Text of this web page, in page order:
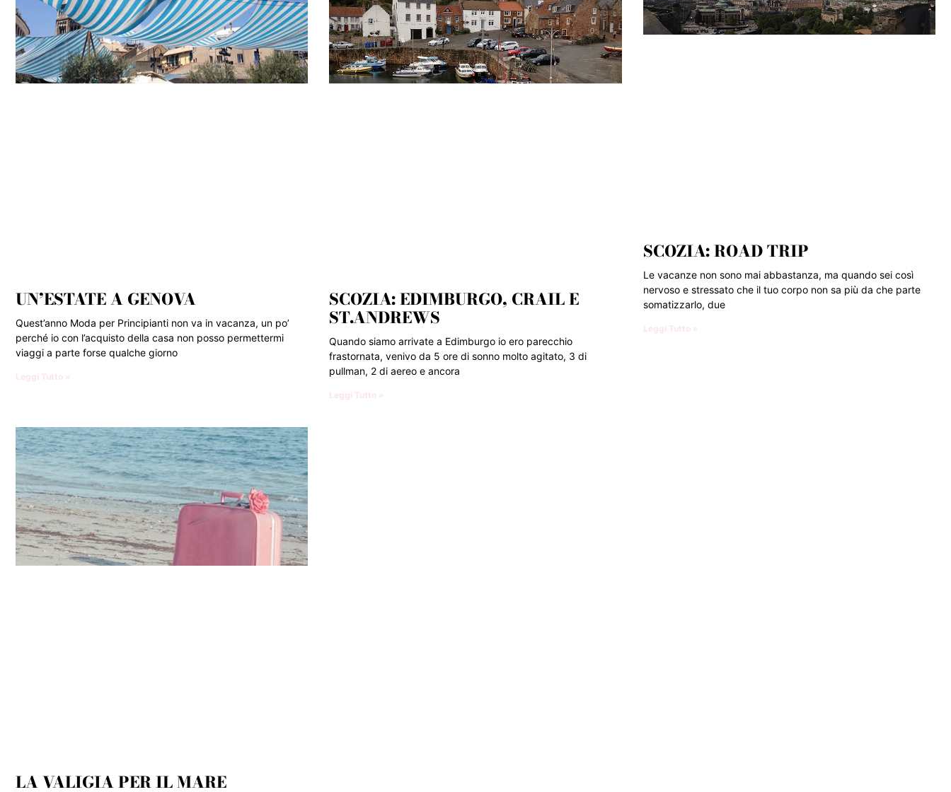
UN’ESTATE A GENOVA
Quest’anno Moda per Principianti non va in vacanza, un po’
perché io con l’acquisto della casa non posso permettermi
viaggi a parte forse qualche giorno
Leggi Tutto »
SCOZIA: EDIMBURGO, CRAIL E
ST.ANDREWS
Quando siamo arrivate a Edimburgo io ero parecchio
frastornata, venivo da 5 ore di sonno molto agitato, 3 di
pullman, 2 di aereo e ancora
Leggi Tutto »
SCOZIA: ROAD TRIP
Le vacanze non sono mai abbastanza, ma quando sei così
nervoso e stressato che il tuo corpo non sa più da che parte
somatizzarlo, due
Leggi Tutto »
LA VALIGIA PER IL MARE